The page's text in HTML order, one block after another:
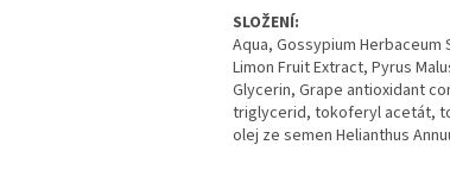
SLOŽENÍ:
Aqua, Gossypium Herbaceum
Limon Fruit Extract, Pyrus
Glycerin, Grape antioxidant
triglycerid, tokoferyl acetát,
olej ze semen Helianthus